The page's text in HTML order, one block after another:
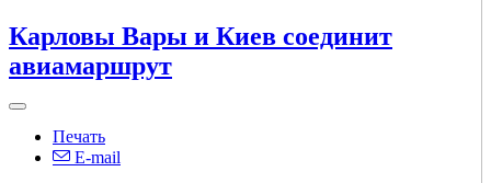
Карловы Вары и Киев соединит
авиамаршрут
Печать
E-mail